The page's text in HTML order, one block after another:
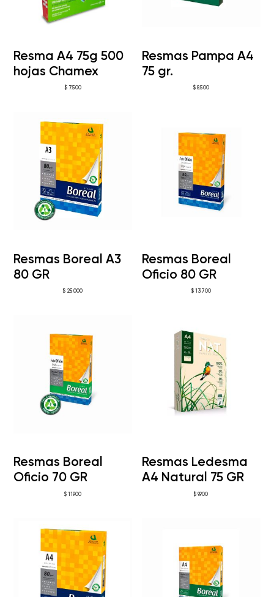
Resma A4 75g 500
hojas Chamex
$7.500
Resmas Pampa A4
75 gr.
$8.500
Resmas Boreal A3
80 GR
$ 25.000
Resmas Boreal
Oficio 80 GR
$13.700
Resmas Boreal
Oficio 70 GR
$ 11.900
Resmas Ledesma
A4 Natural 75 GR
$ 9.900